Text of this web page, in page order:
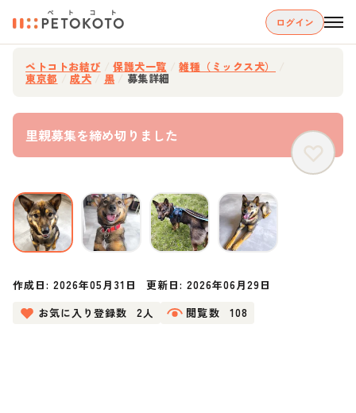
ログイン
ペトコトお結び 保護犬一覧 雑種（ミックス犬）
東京都 成犬 黒 募集詳細
里親募集を締め切りました
作成日:2026年05月31日 更新日: 2026年06月29日
お気に入り登録数
2人 閲覧数 108